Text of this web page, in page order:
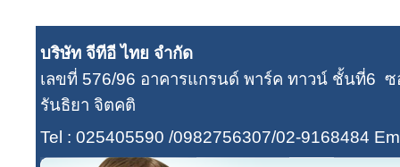
บริษัท จีทีอี ไทย จำกัด
เลขที่ 576/96 อาคารแกรนด์ พาร์ค ทาวน์ ชั้นที่6
รันธิยา จิตคติ
Tel : 025405590 /0982756307/02-9168484